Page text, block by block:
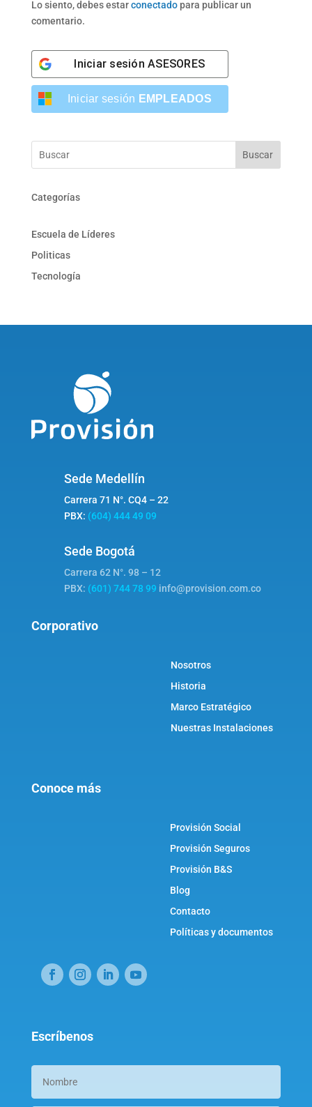
Lo siento, debes estarconectadopara publicar un
comentario.
Iniciar sesiónASESORES
Iniciar sesión EMPLEADOS
Buscar
Categorías
Escuela de Líderes
Politicas
Tecnología
Sede Medellín
Carrera 71 N°. CQ4 – 22
PBX: (604) 444 49 09
Sede Bogotá
Carrera 62 N°. 98 – 12
PBX: (601) 744 78 99 info@provision.com.co
Corporativo
Nosotros
Historia
Marco Estratégico
Nuestras Instalaciones
Conoce más
Provisión Social
Provisión Seguros
Provisión B&S
Blog
Contacto
Políticas y documentos
Escríbenos